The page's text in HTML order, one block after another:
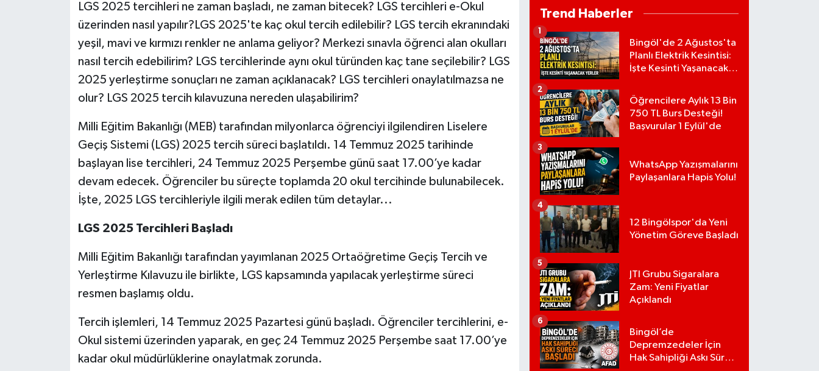
LGS 2025 tercihleri ne zaman başladı, ne zaman bitecek? LGS tercihleri e-Okul
üzerinden nasıl yapılır?LGS 2025'te kaç okul tercih edilebilir? LGS tercih ekranındaki
yeşil, mavi ve kırmızı renkler ne anlama geliyor? Merkezi sınavla öğrenci alan okulları
nasıl tercih edebilirim? LGS tercihlerinde aynı okul türünden kaç tane seçilebilir? LGS
2025 yerleştirme sonuçları ne zaman açıklanacak? LGS tercihleri onaylatılmazsa ne
olur? LGS 2025 tercih kılavuzuna nereden ulaşabilirim?
Milli Eğitim Bakanlığı (MEB) tarafından milyonlarca öğrenciyi ilgilendiren Liselere
Geçiş Sistemi (LGS) 2025 tercih süreci başlatıldı. 14 Temmuz 2025 tarihinde
başlayan lise tercihleri, 24 Temmuz 2025 Perşembe günü saat 17.00’ye kadar
devam edecek. Öğrenciler bu süreçte toplamda 20 okul tercihinde bulunabilecek.
İşte, 2025 LGS tercihleriyle ilgili merak edilen tüm detaylar...
LGS 2025 Tercihleri Başladı
Milli Eğitim Bakanlığı tarafından yayımlanan 2025 Ortaöğretime Geçiş Tercih ve
Yerleştirme Kılavuzu ile birlikte, LGS kapsamında yapılacak yerleştirme süreci
resmen başlamış oldu.
Tercih işlemleri, 14 Temmuz 2025 Pazartesi günü başladı. Öğrenciler tercihlerini, e-
Okul sistemi üzerinden yaparak, en geç 24 Temmuz 2025 Perşembe saat 17.00’ye
kadar okul müdürlüklerine onaylatmak zorunda.
Trend Haberler
Bingöl'de 2 Ağustos'ta
Planlı Elektrik Kesintisi:
İşte Kesinti Yaşanacak
Öğrencilere Aylık 13 Bin
750 TL Burs Desteği!
Başvurular 1 Eylül'de
2
WhatsApp Yazışmalarını
Paylaşanlara Hapis Yolu!
3
12 Bingölspor'da Yeni
Yönetim Göreve Başladı
4
JTI Grubu Sigaralara
Zam: Yeni Fiyatlar
Açıklandı
5
Bingöl’de
Depremzedeler İçin
Hak Sahipliği Askı Süreci
6